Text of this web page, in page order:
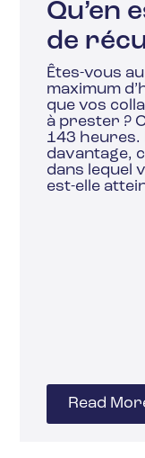
Qu’en
de
Êtes-vous
maximum
que vos
à prester ?
143
davantage,
dans lequel
est-elle
Read